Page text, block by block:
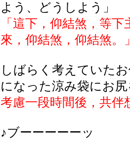
よう、どうしよう」
「這下，仰結煞，等
來，仰結煞，仰結煞。
しばらく考えていた
になった涼み袋にお
考慮一段時間後，共伴
♪ブーーーーーッ